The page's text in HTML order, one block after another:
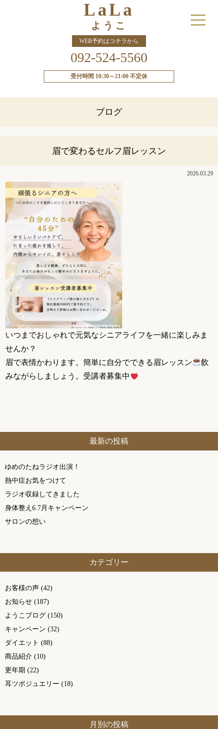
LaLa
ようこ
WEB予約はコチラから
092-524-5560
受付時間 10:30～21:00 不定休
ブログ
眉で変わるセルフ眉レッスン
2026.03.29
いつまでおしゃれで元気なシニアライフを一緒に楽しみま
せんか？
眉で表情かわります。簡単に自分でできる眉レッスン
飲
みながらしましょう。受講者募集中
最新の投稿
ゆめのたねラジオ出演！
熱中症お気をつけて
ラジオ収録してきました
身体整え6.7月キャンペーン
サロンの想い
カテゴリー
お客様の声 (42)
お知らせ (187)
ようこブログ (150)
キャンペーン (32)
ダイエット (88)
商品紹介 (10)
更年期 (22)
耳ツボジュエリー (18)
月別の投稿